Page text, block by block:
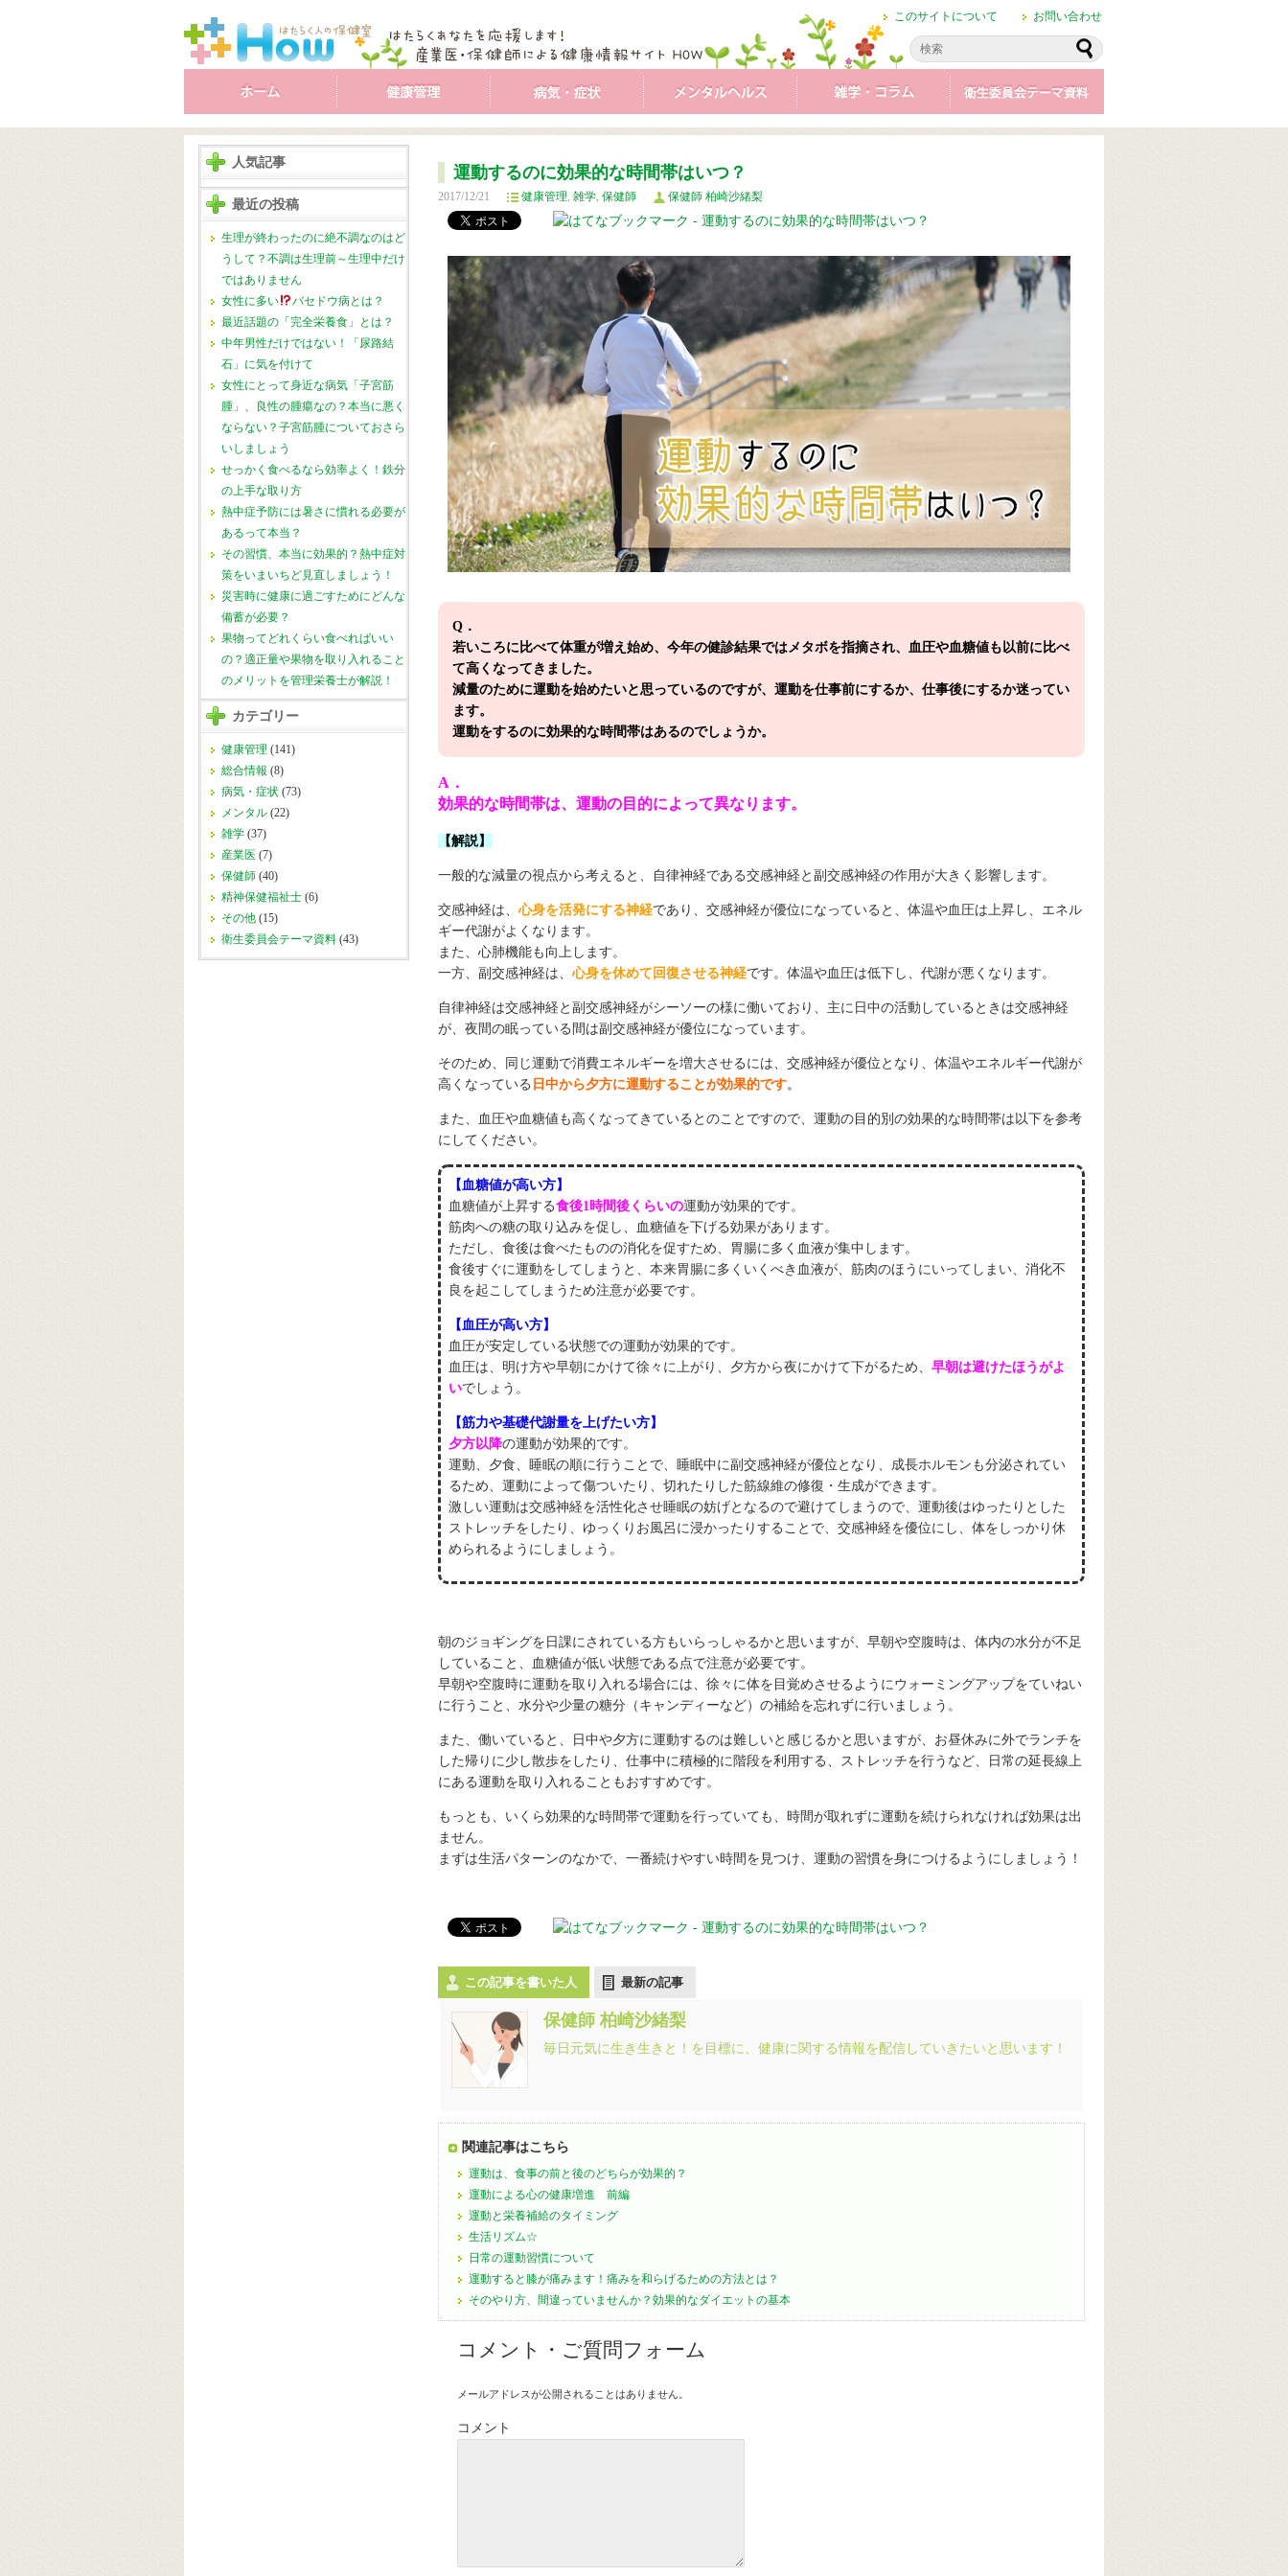
お問い合わせ
このサイトについて
人気記事
最近の投稿
生理が終わったのに絶不調なのはど
うして？不調は生理前～生理中だけ
ではありません
女性に多い
バセドウ病とは？
最近話題の「完全栄養食」とは？
中年男性だけではない！「尿路結
石」に気を付けて
女性にとって身近な病気「子宮筋
腫」、良性の腫瘍なの？本当に悪く
ならない？子宮筋腫についておさら
いしましょう
せっかく食べるなら効率よく！鉄分
の上手な取り方
熱中症予防には暑さに慣れる必要が
あるって本当？
その習慣、本当に効果的？熱中症対
策をいまいちど見直しましょう！
災害時に健康に過ごすためにどんな
備蓄が必要？
果物ってどれくらい食べればいい
の？適正量や果物を取り入れること
のメリットを管理栄養士が解説！
カテゴリー
健康管理 (141)
総合情報 (8)
病気・症状 (73)
メンタル (22)
雑学 (37)
産業医 (7)
保健師 (40)
精神保健福祉士 (6)
その他 (15)
衛生委員会テーマ資料 (43)
運動するのに効果的な時間帯はいつ？
2017/12/21 健康管理, 雑学, 保健師 保健師 柏崎沙緒梨
Q．
若いころに比べて体重が増え始め、今年の健診結果ではメタボを指摘され、血圧や血糖値も以前に比べ
て高くなってきました。
減量のために運動を始めたいと思っているのですが、運動を仕事前にするか、仕事後にするか迷ってい
ます。
運動をするのに効果的な時間帯はあるのでしょうか。
A．
効果的な時間帯は、運動の目的によって異なります。
【解説】
一般的な減量の視点から考えると、自律神経である交感神経と副交感神経の作用が大きく影響します。
交感神経は、 心身を活発にする神経であり、交感神経が優位になっていると、体温や血圧は上昇し、エネル
ギー代謝がよくなります。
また、心肺機能も向上します。
一方、副交感神経は、 心身を休めて回復させる神経です。体温や血圧は低下し、代謝が悪くなります。
自律神経は交感神経と副交感神経がシーソーの様に働いており、主に日中の活動しているときは交感神経
が、夜間の眠っている間は副交感神経が優位になっています。
そのため、同じ運動で消費エネルギーを増大させるには、交感神経が優位となり、体温やエネルギー代謝が
高くなっている 日中から夕方に運動することが効果的です。
また、血圧や血糖値も高くなってきているとのことですので、運動の目的別の効果的な時間帯は以下を参考
にしてください。
【血糖値が高い方】
血糖値が上昇する食後1時間後くらいの運動が効果的です。
筋肉への糖の取り込みを促し、血糖値を下げる効果があります。
ただし、食後は食べたものの消化を促すため、胃腸に多く血液が集中します。
食後すぐに運動をしてしまうと、本来胃腸に多くいくべき血液が、筋肉のほうにいってしまい、消化不
良を起こしてしまうため注意が必要です。
【血圧が高い方】
血圧が安定している状態での運動が効果的です。
血圧は、明け方や早朝にかけて徐々に上がり、夕方から夜にかけて下がるため、 早朝は避けたほうがよ
いでしょう。
【筋力や基礎代謝量を上げたい方】
夕方以降の運動が効果的です。
運動、夕食、睡眠の順に行うことで、睡眠中に副交感神経が優位となり、成長ホルモンも分泌されてい
るため、運動によって傷ついたり、切れたりした筋線維の修復・生成ができます。
激しい運動は交感神経を活性化させ睡眠の妨げとなるので避けてしまうので、運動後はゆったりとした
ストレッチをしたり、ゆっくりお風呂に浸かったりすることで、交感神経を優位にし、体をしっかり休
められるようにしましょう。
朝のジョギングを日課にされている方もいらっしゃるかと思いますが、早朝や空腹時は、体内の水分が不足
していること、血糖値が低い状態である点で注意が必要です。
早朝や空腹時に運動を取り入れる場合には、徐々に体を目覚めさせるようにウォーミングアップをていねい
に行うこと、水分や少量の糖分（キャンディーなど）の補給を忘れずに行いましょう。
また、働いていると、日中や夕方に運動するのは難しいと感じるかと思いますが、お昼休みに外でランチを
した帰りに少し散歩をしたり、仕事中に積極的に階段を利用する、ストレッチを行うなど、日常の延長線上
にある運動を取り入れることもおすすめです。
もっとも、いくら効果的な時間帯で運動を行っていても、時間が取れずに運動を続けられなければ効果は出
ません。
まずは生活パターンのなかで、一番続けやすい時間を見つけ、運動の習慣を身につけるようにしましょう！
この記事を書いた人 最新の記事
保健師 柏崎沙緒梨
毎日元気に生き生きと！を目標に、健康に関する情報を配信していきたいと思います！
関連記事はこちら
運動は、食事の前と後のどちらが効果的？
運動による心の健康増進 前編
運動と栄養補給のタイミング
生活リズム☆
日常の運動習慣について
運動すると膝が痛みます！痛みを和らげるための方法とは？
そのやり方、間違っていませんか？効果的なダイエットの基本
コメント・ご質問フォーム
メールアドレスが公開されることはありません。
コメント